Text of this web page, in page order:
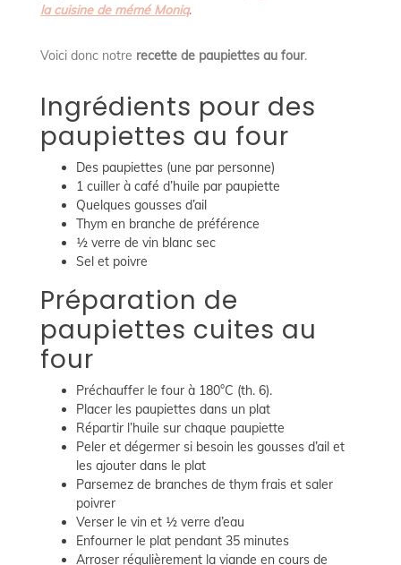
la cuisine de mémé Moniq.
Voici donc notre recette de paupiettes au four.
Ingrédients pour des
paupiettes au four
Des paupiettes (une par personne)
1 cuiller à café d’huile par paupiette
Quelques gousses d’ail
Thym en branche de préférence
½ verre de vin blanc sec
Sel et poivre
Préparation de
paupiettes cuites au
four
Préchauffer le four à 180°C (th. 6).
Placer les paupiettes dans un plat
Répartir l’huile sur chaque paupiette
Peler et dégermer si besoin les gousses d’ail et
les ajouter dans le plat
Parsemez de branches de thym frais et saler
poivrer
Verser le vin et ½ verre d’eau
Enfourner le plat pendant 35 minutes
Arroser régulièrement la viande en cours de